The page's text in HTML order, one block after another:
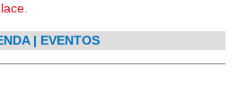
| EVENTOS